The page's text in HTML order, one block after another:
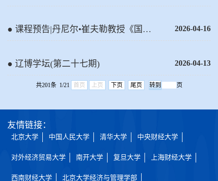
● 课程预告|丹尼尔•崔夫勒教授《国际
贸易前沿》短期课程即将开讲
2026-04-16
● 辽博学坛(第二十七期) 2026-04-13
共201条 1/21 首页 上页 下页 尾页 页
友情链接：
北京大学 中国人民大学 清华大学 中央财经大学
对外经济贸易大学 南开大学 复旦大学 上海财经大学
西南财经大学 北京大学经济与管理学部